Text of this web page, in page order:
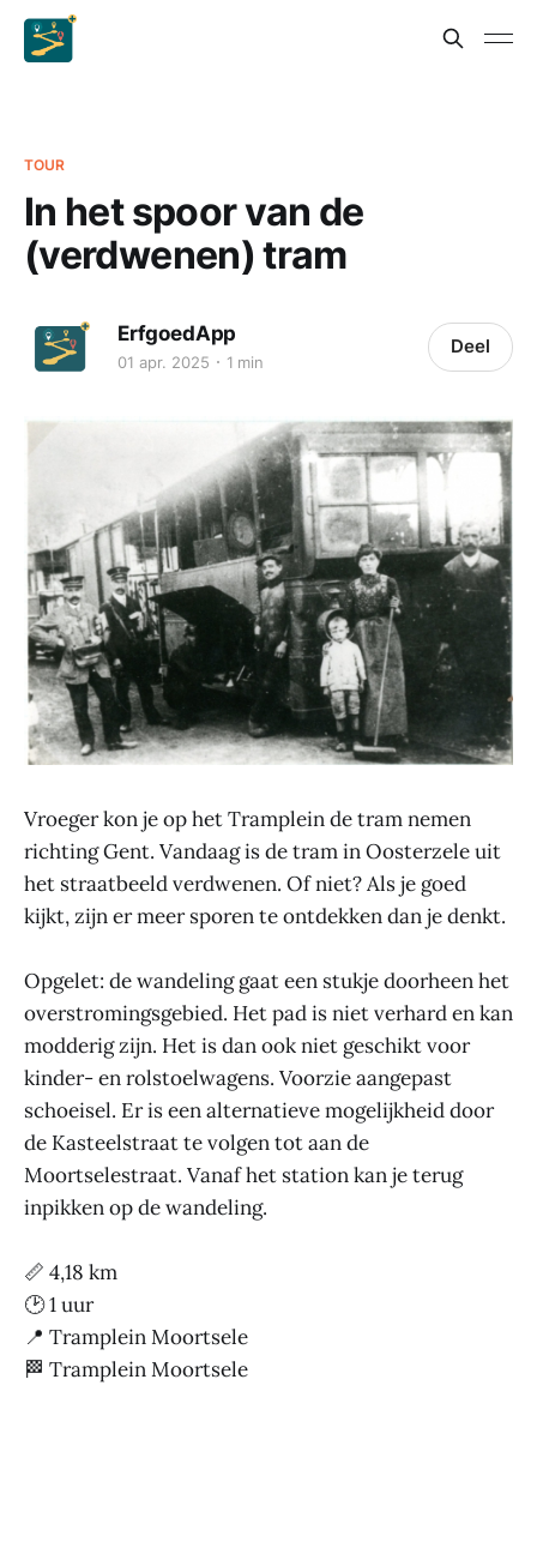
TOUR
In het spoor van de
(verdwenen) tram
ErfgoedApp
01 apr. 2025 1 min
Deel
Vroeger kon je op het Tramplein de tram nemen
richting Gent. Vandaag is de tram in Oosterzele uit
het straatbeeld verdwenen. Of niet? Als je goed
kijkt, zijn er meer sporen te ontdekken dan je denkt.
Opgelet: de wandeling gaat een stukje doorheen het
overstromingsgebied. Het pad is niet verhard en kan
modderig zijn. Het is dan ook niet geschikt voor
kinder- en rolstoelwagens. Voorzie aangepast
schoeisel. Er is een alternatieve mogelijkheid door
de Kasteelstraat te volgen tot aan de
Moortselestraat. Vanaf het station kan je terug
inpikken op de wandeling.
📏 4,18 km
🕑 1 uur
📍 Tramplein Moortsele
🏁 Tramplein Moortsele